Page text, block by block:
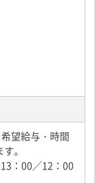
望給与・時間
。
：00／12：00